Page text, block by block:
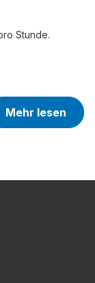
Stunde.
Mehr lesen